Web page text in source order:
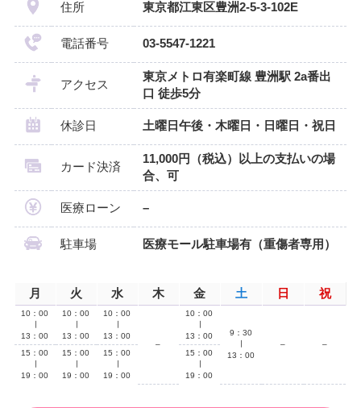
住所 東京都江東区豊洲2-5-3-102E
電話番号 03-5547-1221
アクセス
東京メトロ有楽町線 豊洲駅 2a番出
口 徒歩5分
休診日 土曜日午後・木曜日・日曜日・祝日
カード決済
11,000円（税込）以上の支払いの場
合、可
医療ローン –
駐車場 医療モール駐車場有（重傷者専用）
月 火 水 木 金 土 日 祝
10：00
13：00
10：00
13：00
10：00
13：00
–
10：00
13：00
9：30
13：00
–
–
15：00
19：00
15：00
19：00
15：00
19：00
15：00
19：00